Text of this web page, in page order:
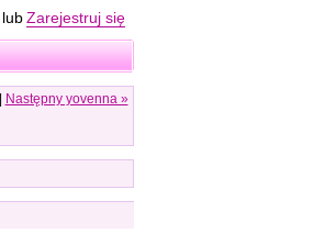
lub Zarejestruj się
Następny yovenna »